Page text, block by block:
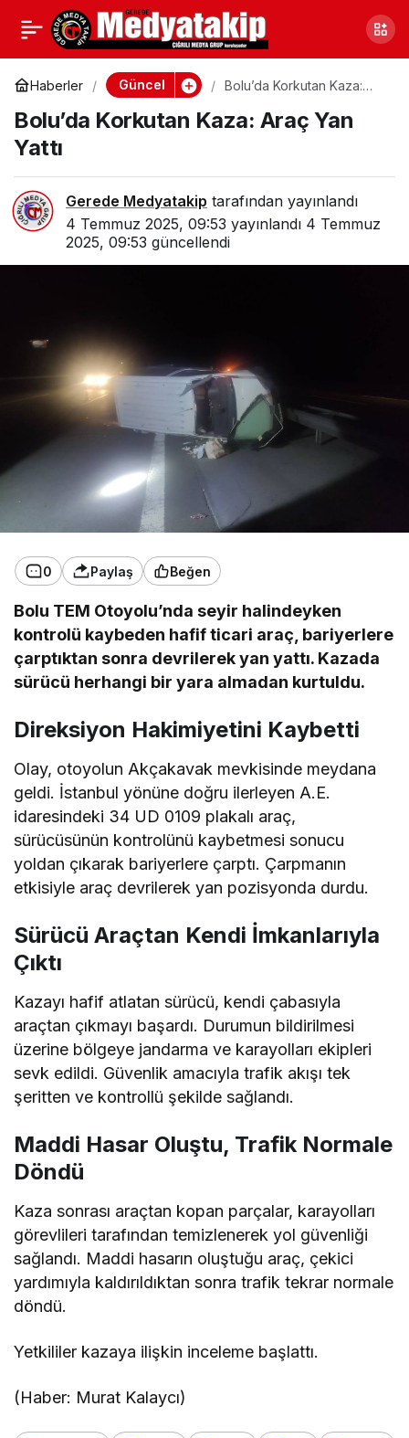
Haberler Güncel
Bolu’da Korkutan Kaza:
Bolu’da Korkutan Kaza: Araç Yan
Yattı
Gerede Medyatakip tarafından yayınlandı
4 Temmuz 2025, 09:53 yayınlandı 4 Temmuz
2025, 09:53 güncellendi
0 Paylaş Beğen
Bolu TEM Otoyolu’nda seyir halindeyken
kontrolü kaybeden hafif ticari araç, bariyerlere
çarptıktan sonra devrilerek yan yattı. Kazada
sürücü herhangi bir yara almadan kurtuldu.
Direksiyon Hakimiyetini Kaybetti
Olay, otoyolun Akçakavak mevkisinde meydana
geldi. İstanbul yönüne doğru ilerleyen A.E.
idaresindeki 34 UD 0109 plakalı araç,
sürücüsünün kontrolünü kaybetmesi sonucu
yoldan çıkarak bariyerlere çarptı. Çarpmanın
etkisiyle araç devrilerek yan pozisyonda durdu.
Sürücü Araçtan Kendi İmkanlarıyla
Çıktı
Kazayı hafif atlatan sürücü, kendi çabasıyla
araçtan çıkmayı başardı. Durumun bildirilmesi
üzerine bölgeye jandarma ve karayolları ekipleri
sevk edildi. Güvenlik amacıyla trafik akışı tek
şeritten ve kontrollü şekilde sağlandı.
Maddi Hasar Oluştu, Trafik Normale
Döndü
Kaza sonrası araçtan kopan parçalar, karayolları
görevlileri tarafından temizlenerek yol güvenliği
sağlandı. Maddi hasarın oluştuğu araç, çekici
yardımıyla kaldırıldıktan sonra trafik tekrar normale
döndü.
Yetkililer kazaya ilişkin inceleme başlattı.
(Haber: Murat Kalaycı)
Geredeli İsmin Yeni
Şarkısı Çıktı: “Vur
Dibine” Dedi, Listelere
Geri Döndü
Paylaş